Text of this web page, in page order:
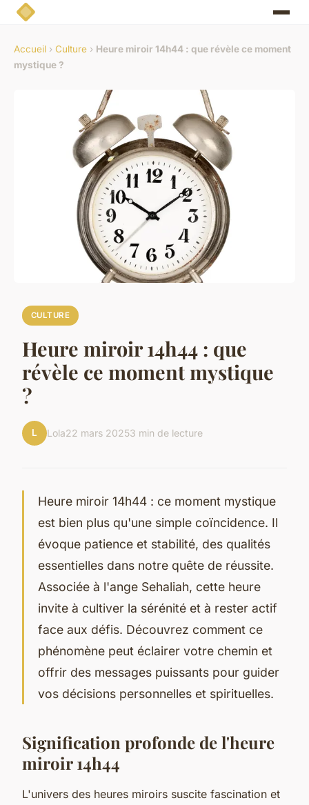
Accueil › Culture › Heure miroir 14h44 : que révèle ce moment
mystique ?
CULTURE
Heure miroir 14h44 : que
révèle ce moment mystique
?
L Lola22 mars 20253 min de lecture
Heure miroir 14h44 : ce moment mystique
est bien plus qu'une simple coïncidence. Il
évoque patience et stabilité, des qualités
essentielles dans notre quête de réussite.
Associée à l'ange Sehaliah, cette heure
invite à cultiver la sérénité et à rester actif
face aux défis. Découvrez comment ce
phénomène peut éclairer votre chemin et
offrir des messages puissants pour guider
vos décisions personnelles et spirituelles.
Signification profonde de l'heure
miroir 14h44
L'univers des heures miroirs suscite fascination et